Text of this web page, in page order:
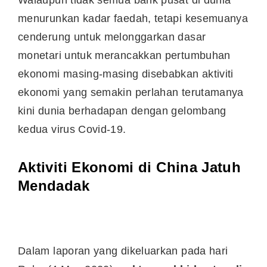
menurunkan kadar faedah, tetapi kesemuanya
cenderung untuk melonggarkan dasar
monetari untuk merancakkan pertumbuhan
ekonomi masing-masing disebabkan aktiviti
ekonomi yang semakin perlahan terutamanya
kini dunia berhadapan dengan gelombang
kedua virus Covid-19.
Aktiviti Ekonomi di China Jatuh
Mendadak
Dalam laporan yang dikeluarkan pada hari